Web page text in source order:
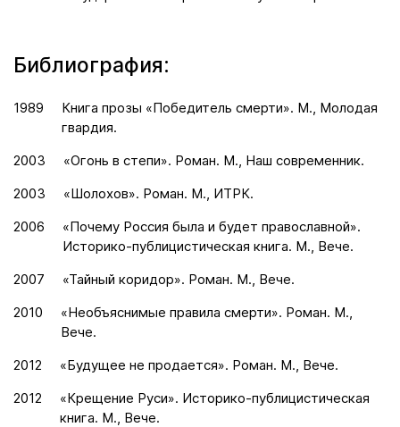
Библиография:
1989
Книга прозы «Победитель смерти». М., Молодая
гвардия.
2003
«Огонь в степи». Роман. М., Наш современник.
2003
«Шолохов». Роман. М., ИТРК.
2006
«Почему Россия была и будет православной».
Историко-публицистическая книга. М., Вече.
2007
«Тайный коридор». Роман. М., Вече.
2010
«Необъяснимые правила смерти». Роман. М.,
Вече.
2012
«Будущее не продается». Роман. М., Вече.
2012
«Крещение Руси». Историко-публицистическая
книга. М., Вече.